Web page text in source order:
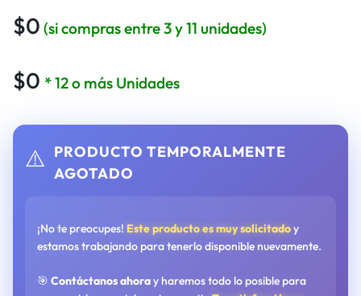
$0 (si compras entre 3 y 11 unidades)
$0 * 12 o más Unidades
⚠️ PRODUCTO TEMPORALMENTE
AGOTADO
¡No te preocupes! Este producto es muy solicitadoy
estamos trabajando para tenerlo disponible nuevamente.
🎯 Contáctanos ahoray haremos todo lo posible para